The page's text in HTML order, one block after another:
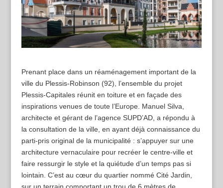
Prenant place dans un réaménagement important de la
ville du Plessis-Robinson (92), l’ensemble du projet
Plessis-Capitales réunit en toiture et en façade des
inspirations venues de toute l’Europe. Manuel Silva,
architecte et gérant de l’agence SUPD’AD, a répondu à
la consultation de la ville, en ayant déjà connaissance du
parti-pris original de la municipalité : s’appuyer sur une
architecture vernaculaire pour recréer le centre-ville et
faire ressurgir le style et la quiétude d’un temps pas si
lointain. C’est au cœur du quartier nommé Cité Jardin,